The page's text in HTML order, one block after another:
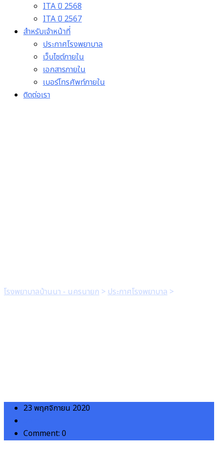
ITA ปี 2568
ITA ปี 2567
สำหรับเจ้าหน้าที่
ประกาศโรงพยาบาล
เว็บไซต์ภายใน
เอกสารภายใน
เบอร์โทรศัพท์ภายใน
ติดต่อเรา
โรงพยาบาลบ้านนา - นครนายก > ประกาศโรงพยาบาล >
23 พฤศจิกายน 2020
Comment: 0